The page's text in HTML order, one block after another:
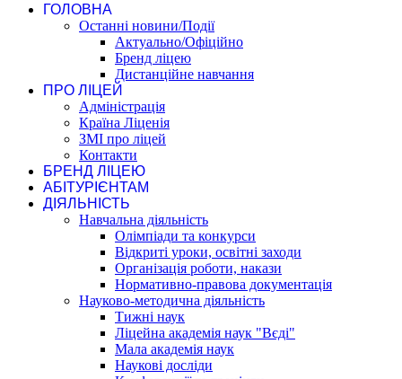
ГОЛОВНА
Останні новини/Події
Актуально/Офіційно
Бренд ліцею
Дистанційне навчання
ПРО ЛІЦЕЙ
Адміністрація
Країна Ліценія
ЗМІ про ліцей
Контакти
БРЕНД ЛІЦЕЮ
АБІТУРІЄНТАМ
ДІЯЛЬНІСТЬ
Навчальна діяльність
Олімпіади та конкурси
Відкриті уроки, освітні заходи
Організація роботи, накази
Нормативно-правова документація
Науково-методична діяльність
Тижні наук
Ліцейна академія наук "Вєді"
Мала академія наук
Наукові досліди